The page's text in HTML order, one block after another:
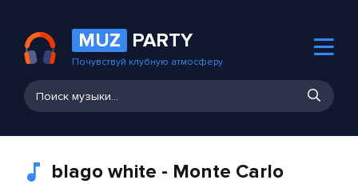
MUZ PARTY
Почувствуй клубную атмосферу
blago white - Monte Carlo